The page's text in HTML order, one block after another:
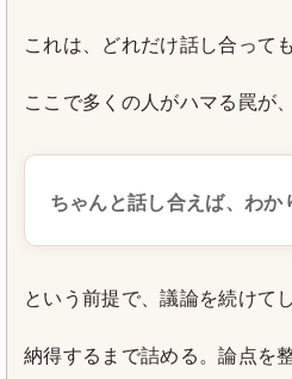
これは、どれだけ話し合って
ここで多くの人がハマる罠が
ちゃんと話し合えば、わか
という前提で、議論を続けて
納得するまで詰める。論点を